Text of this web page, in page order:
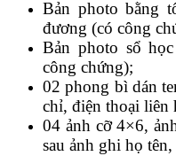
Bản photo bằng
đương (có công
Bản photo sổ
công chứng);
02 phong bì dán
chỉ, điện thoại liên
04 ảnh cỡ 4×6,
sau ảnh ghi họ